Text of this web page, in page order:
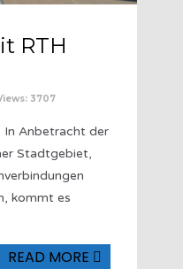
RTH
3707
Anbetracht der
Stadtgebiet,
kommt es
READ MORE